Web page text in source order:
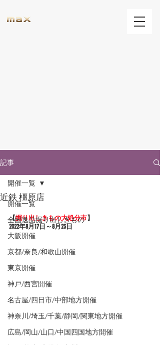
記事
開催一覧
全国逸品掘り出しきもの
大阪開催
京都/奈良/和歌山開催
東京開催
神戸/西宮開催
名古屋/四日市/中部地方開催
神奈川/埼玉/千葉/静岡/関東地方開催
広島/岡山/山口/中国四国地方開催
開催一覧
近鉄 橿原店
【掘り出しきもの大処分市】
2022年8月17日～8月23日